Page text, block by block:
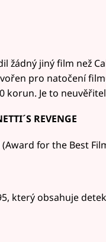
žádný jiný film než
pro natočení
korun. Je to
REVENGE
(Award for the Best
který obsahuje